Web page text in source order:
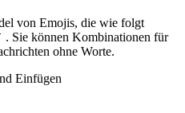
von Emojis, die wie folgt
. Sie können Kombinationen für
ohne Worte.
Einfügen